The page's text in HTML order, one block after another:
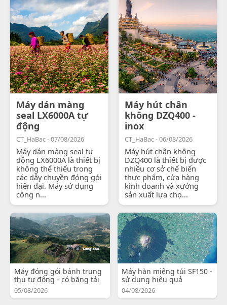
Máy dán màng
seal LX6000A tự
động
CT_HaBac - 07/08/2026
Máy dán màng seal tự
động LX6000A là thiết bị
không thể thiếu trong
các dây chuyền đóng gói
hiện đại. Máy sử dụng
công n...
Máy hút chân
không DZQ400 -
inox
CT_HaBac - 06/08/2026
Máy hút chân không
DZQ400 là thiết bị được
nhiều cơ sở chế biến
thực phẩm, cửa hàng
kinh doanh và xưởng
sản xuất lựa chọ...
Máy đóng gói bánh trung
thu tự động - có băng tải
05/08/2026
Máy hàn miệng túi SF150 -
sử dụng hiệu quả
04/08/2026